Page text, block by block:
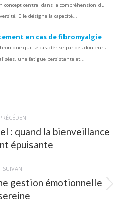
concept central dans la compréhension du
Elle désigne la capacité...
en cas de fibromyalgie
qui se caractérise par des douleurs
une fatigue persistante et...
Article
précédent
: quand la bienveillance
épuisante
SUIVANT
Article
suivant
gestion émotionnelle